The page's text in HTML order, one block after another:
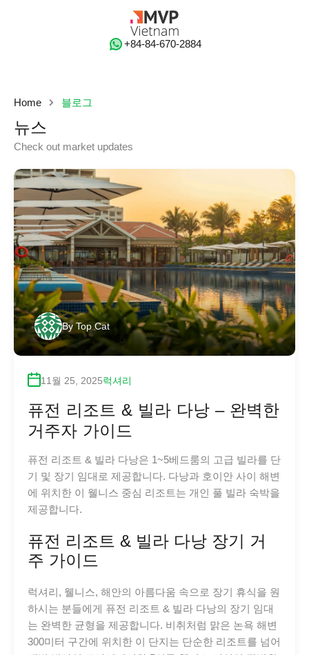
‭+84-84-670-2884‬
Home 블로그
뉴스
Check out market updates
By Top Cat
11월 25, 2025럭셔리
퓨전 리조트 & 빌라 다낭 – 완벽한
거주자 가이드
퓨전 리조트 & 빌라 다낭은 1~5베드룸의 고급 빌라를 단
기 및 장기 임대로 제공합니다. 다낭과 호이안 사이 해변
에 위치한 이 웰니스 중심 리조트는 개인 풀 빌라 숙박을
제공합니다.
퓨전 리조트 & 빌라 다낭 장기 거
주 가이드
럭셔리, 웰니스, 해안의 아름다움 속으로 장기 휴식을 원
하시는 분들에게 퓨전 리조트 & 빌라 다낭의 장기 임대
는 완벽한 균형을 제공합니다. 비취처럼 맑은 논욕 해변
300미터 구간에 위치한 이 단지는 단순한 리조트를 넘어